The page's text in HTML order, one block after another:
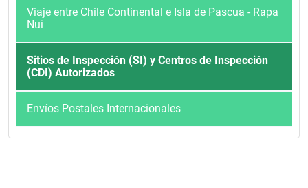
Viaje entre Chile Continental e Isla de Pascua - Rapa
Nui
Sitios de Inspección (SI) y Centros de Inspección
(CDI) Autorizados
Envíos Postales Internacionales